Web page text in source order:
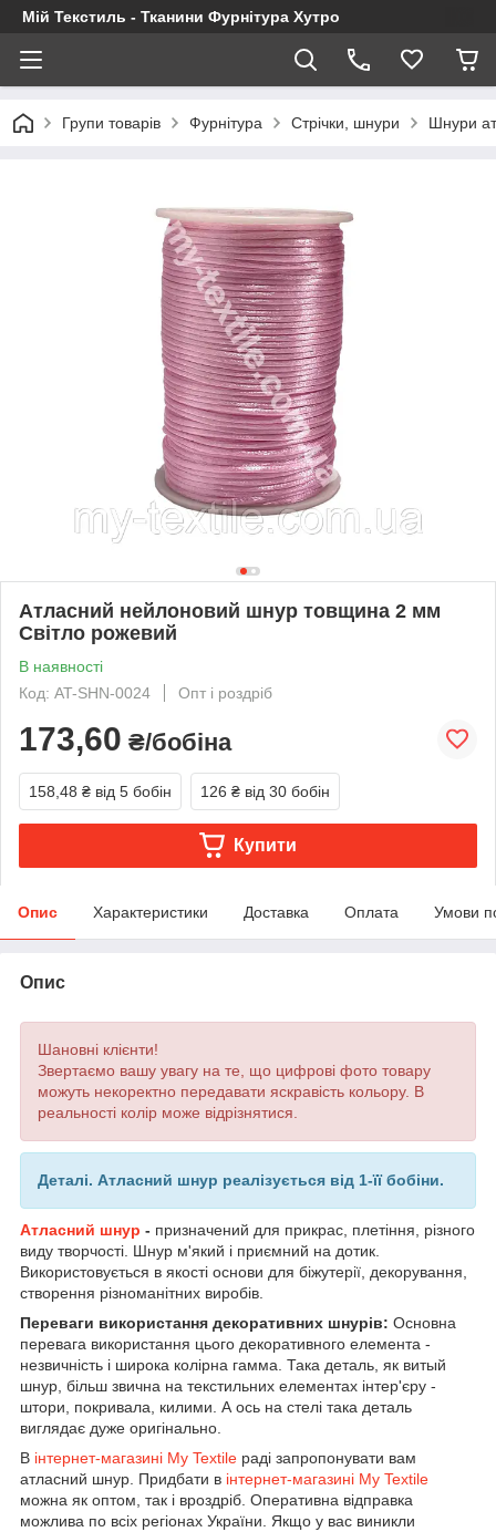
Мій Текстиль - Тканини Фурнітура Хутро
Групи товарів Фурнітура Стрічки, шнури Шнури
Атласний нейлоновий шнур товщина 2 мм
Світло рожевий
В наявності
Код: AT-SHN-0024
Опт і роздріб
173,60 ₴/бобіна
158,48 ₴ від 5 бобін 126 ₴ від 30 бобін
Купити
Опис Характеристики Доставка Оплата Умови
Опис
Шановні клієнти!
Звертаємо вашу увагу на те, що цифрові фото товару
можуть некоректно передавати яскравість кольору. В
реальності колір може відрізнятися.
Деталі. Атласний шнур реалізується від 1-її бобіни.
Атласний шнур - призначений для прикрас, плетіння, різного
виду творчості. Шнур м'який і приємний на дотик.
Використовується в якості основи для біжутерії, декорування,
створення різноманітних виробів.
Переваги використання декоративних шнурів: Основна
перевага використання цього декоративного елемента -
незвичність і широка колірна гамма. Така деталь, як витый
шнур, більш звична на текстильних елементах інтер'єру -
штори, покривала, килими. А ось на стелі така деталь
виглядає дуже оригінально.
В інтернет-магазині My Textile раді запропонувати вам
атласний шнур. Придбати в інтернет-магазині My Textile
можна як оптом, так і вроздріб. Оперативна відправка
можлива по всіх регіонах України. Якщо у вас виникли